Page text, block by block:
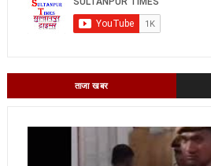
ताजा खबर